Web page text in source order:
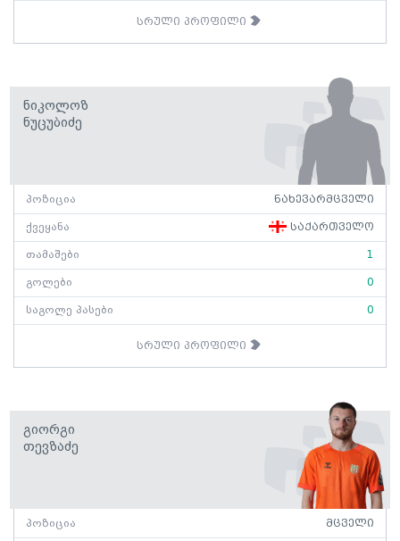
სრული პროფილი
Ნიკოლოზ
Ნუცუბიძე
პოზიცია ნახევარმცველი
ქვეყანა საქართველო
თამაშები 1
გოლები 0
საგოლე პასები 0
სრული პროფილი
Გიორგი
Თევზაძე
პოზიცია მცველი